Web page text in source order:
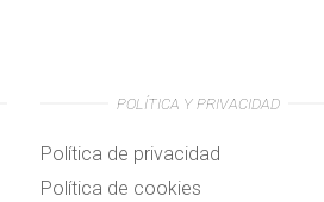
POLÍTICA Y PRIVACIDAD
Política de privacidad
Política de cookies